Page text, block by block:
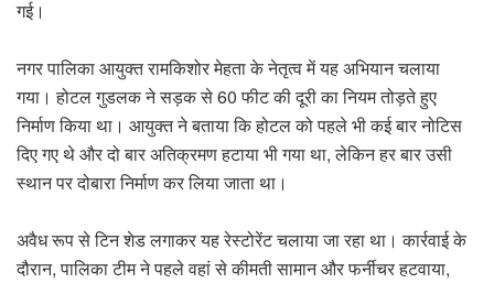
गई।
नगर पालिका आयुक्त रामकिशोर मेहता के नेतृत्व में यह अभियान चलाया
गया। होटल गुडलक ने सड़क से 60 फीट की दूरी का नियम तोड़ते हुए
निर्माण किया था। आयुक्त ने बताया कि होटल को पहले भी कई बार नोटिस
दिए गए थे और दो बार अतिक्रमण हटाया भी गया था, लेकिन हर बार उसी
स्थान पर दोबारा निर्माण कर लिया जाता था।
अवैध रूप से टिन शेड लगाकर यह रेस्टोरेंट चलाया जा रहा था। कार्रवाई के
दौरान, पालिका टीम ने पहले वहां से कीमती सामान और फर्नीचर हटवाया,